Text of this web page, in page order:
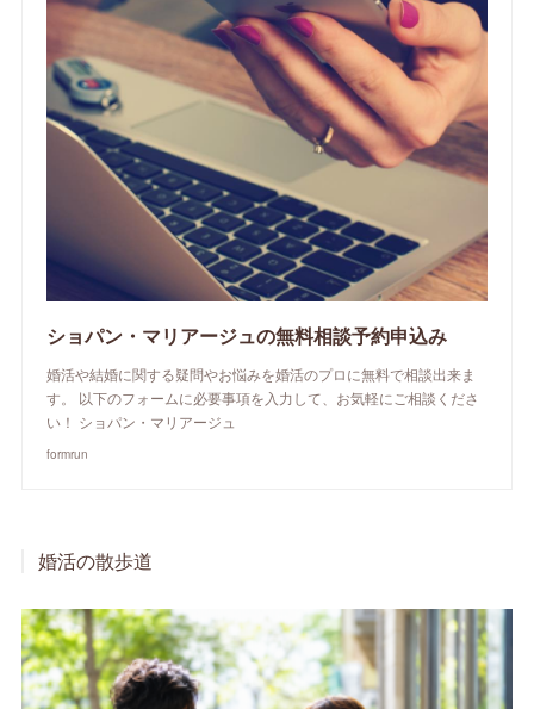
ショパン・マリアージュの無料相談予約申込み
婚活や結婚に関する疑問やお悩みを婚活のプロに無料で相談出来ま
す。 以下のフォームに必要事項を入力して、お気軽にご相談くださ
い！ ショパン・マリアージュ
formrun
婚活の散歩道